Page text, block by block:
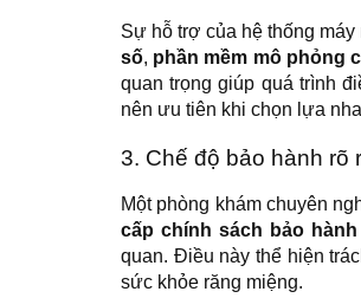
Sự hỗ trợ của hệ thống
số, phần mềm mô phỏng
quan trọng giúp quá trình
nên ưu tiên khi chọn lựa
3. Chế độ bảo hành rõ
Một phòng khám chuyên
cấp chính sách bảo
quan. Điều này thể hiện
sức khỏe răng miệng.